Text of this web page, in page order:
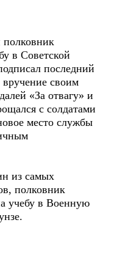
в Советской
последний
вручение своим
«За отвагу» и
с солдатами
место службы
из самых
полковник
учебу в Военную